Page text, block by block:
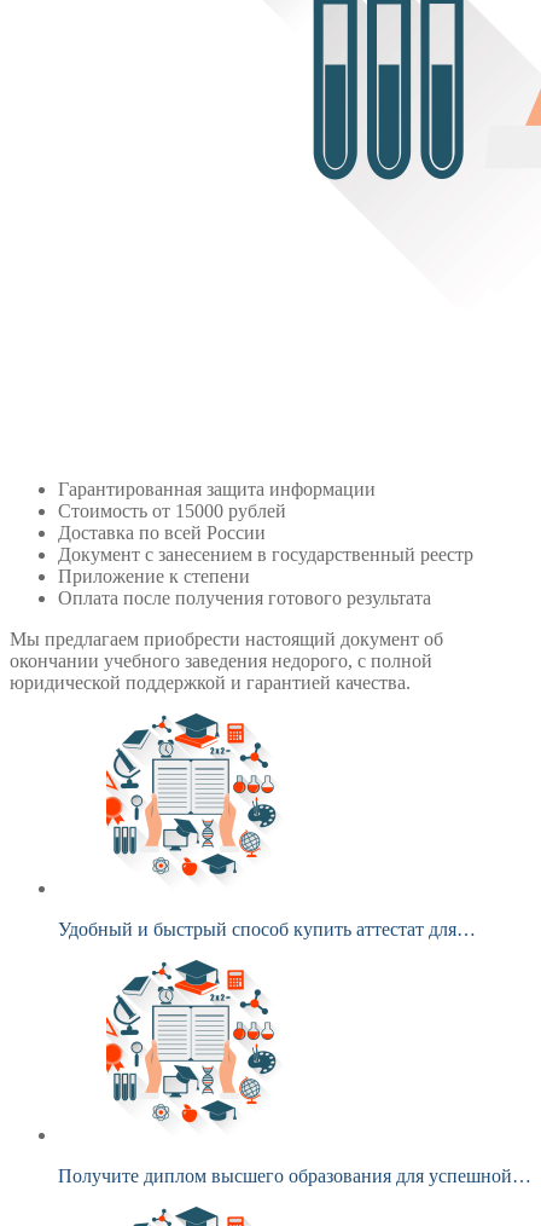
Гарантированная защита информации
Стоимость от 15000 рублей
Доставка по всей России
Документ с занесением в государственный реестр
Приложение к степени
Оплата после получения готового результата
Мы предлагаем приобрести настоящий документ об
окончании учебного заведения недорого, с полной
юридической поддержкой и гарантией качества.
Удобный и быстрый способ купить аттестат для…
Получите диплом высшего образования для успешной…